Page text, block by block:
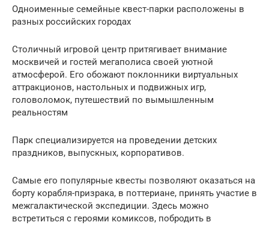
Одноименные семейные квест-парки расположены в
разных российских городах
Столичный игровой центр притягивает внимание
москвичей и гостей мегаполиса своей уютной
атмосферой. Его обожают поклонники виртуальных
аттракционов, настольных и подвижных игр,
головоломок, путешествий по вымышленным
реальностям
Парк специализируется на проведении детских
праздников, выпускных, корпоративов.
Самые его популярные квесты позволяют оказаться на
борту корабля-призрака, в поттериане, принять участие в
межгалактической экспедиции. Здесь можно
встретиться с героями комиксов, побродить в